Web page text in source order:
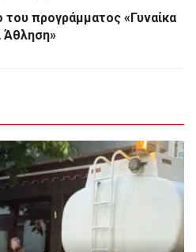
του προγράμματος «Γυναίκα
Άθληση»